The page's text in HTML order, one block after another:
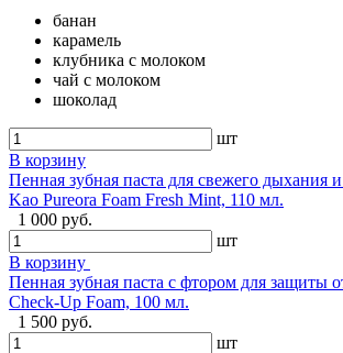
банан
карамель
клубника с молоком
чай с молоком
шоколад
шт
В корзину
Пенная зубная паста для свежего дыхания
Kao Pureora Foam Fresh Mint, 110 мл.
1 000 руб.
шт
В корзину
Пенная зубная паста с фтором для защиты
Check-Up Foam, 100 мл.
1 500 руб.
шт